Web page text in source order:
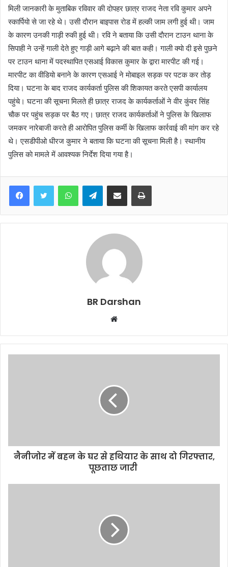
मिली जानकारी के मुताबिक रविवार की दाेपहर छात्र राजद नेता रवि कुमार अपने
स्कार्पियाे से जा रहे थे। उसी दाैरान बाइपास राेड में हल्की जाम लगी हुई थी। जाम
के कारण उनकी गाड़ी रुकी हुई थी। रवि ने बताया कि उसी दाैरान टाउन थाना के
सिपाही ने उन्हें गाली देते हुए गाड़ी आगे बढ़ाने की बात कही। गाली क्याे दी इसे पुछने
पर टाउन थाना में पदस्थापित एसआई विकास कुमार के द्वारा मारपीट की गई।
मारपीट का वीडियाे बनाने के कारण एसआई ने माेबाइल सड़क पर पटक कर ताेड़
दिया। घटना के बाद राजद कार्यकर्ता पुलिस की शिकायत करते एसपी कार्यालय
पहुंचे। घटना की सूचना मिलते ही छात्र राजद के कार्यकर्ताओं ने वीर कुंवर सिंह
चाैक पर पहुंच सड़क पर बैठ गए। छात्र राजद कार्यकर्ताओं ने पुलिस के खिलाफ
जमकर नारेबाजी करते ही आरोपित पुलिस कर्मी के खिलाफ कार्रवाई की मांग कर रहे
थे। एसडीपीओ धीरज कुमार ने बताया कि घटना की सूचना मिली है। स्थानीय
पुलिस काे मामले में आवश्यक निर्देश दिया गया है।
Telegram
BR Darshan
b
s
e
नैनीजोर में बहन के घर से हथियार के साथ दो गिरफ्तार,
पूछताछ जारी